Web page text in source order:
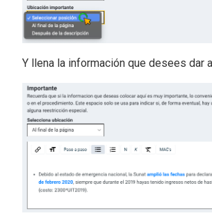
Y llena la información que desees dar